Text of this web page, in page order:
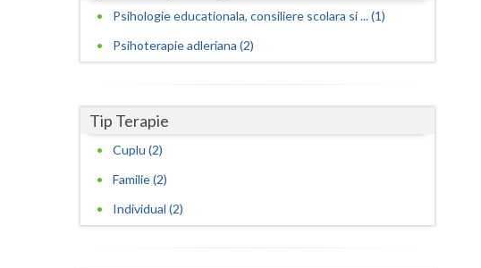
Ilfov
Psihologie educationala, consiliere scolara si ... (1)
Psihoterapie adleriana (2)
Tip Terapie
Cuplu (2)
Familie (2)
Individual (2)